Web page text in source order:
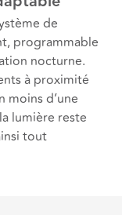
de
programmable
nocturne.
à proximité
moins d’une
lumière reste
tout